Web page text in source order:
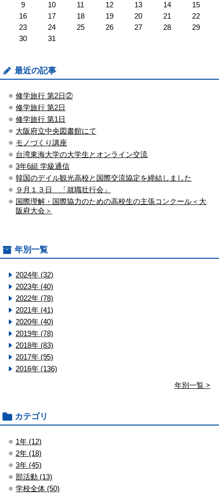
9
10 11 12 13 14
15
16
17 18 19 20 21
22
23
24 25 26 27 28
29
30
31
最近の記事
修学旅行 第2日②
修学旅行 第2日
修学旅行 第1日
大阪府立中央図書館にて
モノづくり講座
台湾東海大学の大学生とオンライン交流
3年6組 学級通信
韓国のデイル観光高校と国際交流協定を締結しました
９月１３日 「就職壮行会」
国際理解・国際協力のための高校生の主張コンクール＜大
阪府大会＞
年別一覧
2024年 (32)
2023年 (40)
2022年 (78)
2021年 (41)
2020年 (40)
2019年 (78)
2018年 (83)
2017年 (95)
2016年 (136)
年別一覧 >
カテゴリ
1年 (12)
2年 (18)
3年 (45)
部活動 (13)
学校全体 (50)